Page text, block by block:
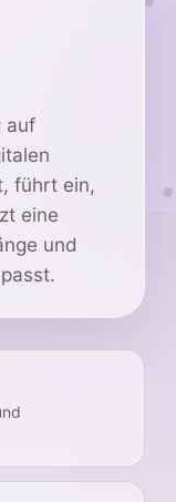
auf
führt ein,
eine
und